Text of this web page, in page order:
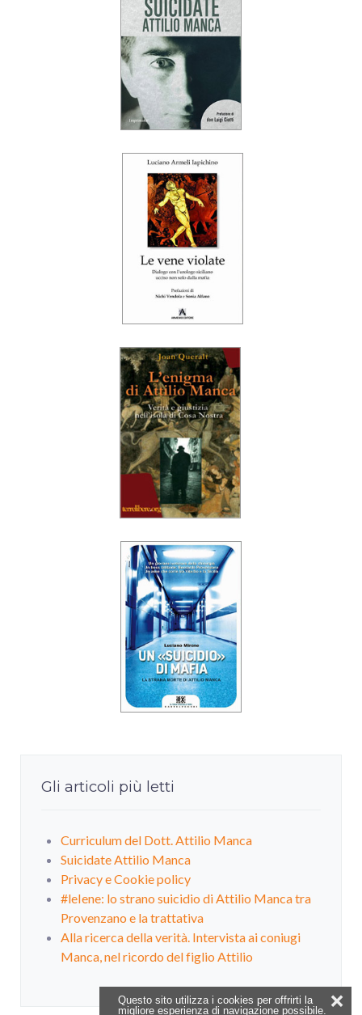
Questo sito utilizza i cookies per offrirti la
migliore esperienza di navigazione possibile.
❌
Gli articoli più letti
Curriculum del Dott. Attilio Manca
Suicidate Attilio Manca
Privacy e Cookie policy
#leIene: lo strano suicidio di Attilio Manca tra
Provenzano e la trattativa
Alla ricerca della verità. Intervista ai coniugi
Manca, nel ricordo del figlio Attilio